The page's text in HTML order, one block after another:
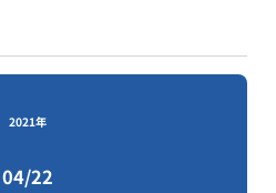
2021年
04/22